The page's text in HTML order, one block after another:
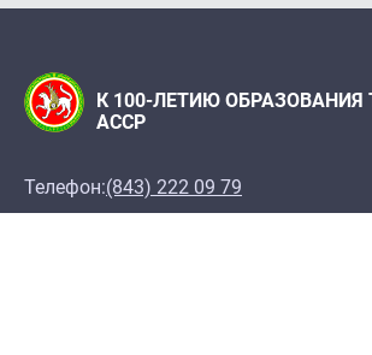
К 100-ЛЕТИЮ ОБРАЗОВАНИЯ
АССР
Телефон:(843) 222 09 79